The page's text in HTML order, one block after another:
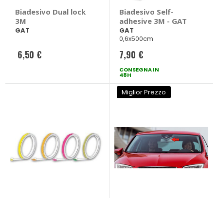
Biadesivo Dual lock
3M
GAT
6,50 €
Biadesivo Self-
adhesive 3M - GAT
GAT
0,6x500cm
7,90 €
CONSEGNA IN
48H
Miglior Prezzo